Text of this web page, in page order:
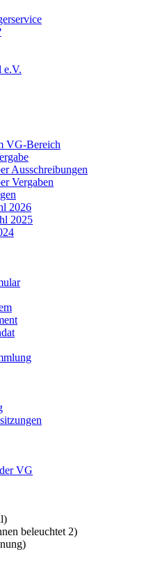
e.V.
VG-Bereich
Ausschreibungen
Vergaben
2026
2025
VG